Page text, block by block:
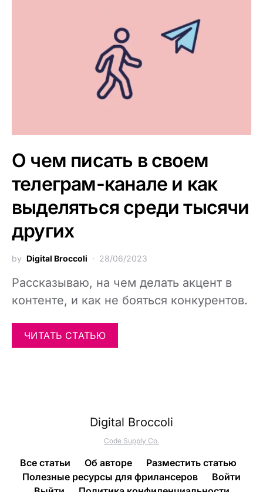
О чем писать в своем
телеграм-канале и как
выделяться среди тысячи
других
by Digital Broccoli 28/06/2023
Рассказываю, на чем делать акцент в
контенте, и как не бояться конкурентов.
ЧИТАТЬ СТАТЬЮ
Digital Broccoli
Code Supply Co.
Все статьи Об авторе
Разместить статью
Полезные ресурсы для фрилансеров
Войти